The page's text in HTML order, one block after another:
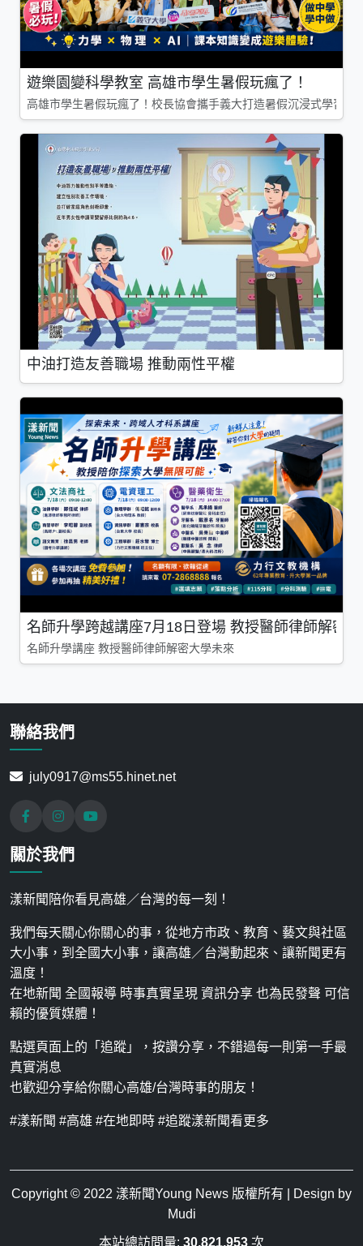
遊樂園變科學教室 高雄市學生暑假玩瘋了！
高雄市學生暑假玩瘋了！校長協會攜手義大打造暑假沉浸式學習基
中油打造友善職場 推動兩性平權
名師升學跨越講座7月18日登場 教授醫師律師解密
名師升學講座 教授醫師律師解密大學未來
聯絡我們
july0917@ms55.hinet.net
關於我們
漾新聞陪你看見高雄／台灣的每一刻！
我們每天關心你關心的事，從地方市政、教育、藝文與社區
大小事，到全國大小事，讓高雄／台灣動起來、讓新聞更有
溫度！
在地新聞 全國報導 時事真實呈現 資訊分享 也為民發聲 可信
賴的優質媒體！
點選頁面上的「追蹤」，按讚分享，不錯過每一則第一手最
真實消息
也歡迎分享給你關心高雄/台灣時事的朋友！
#漾新聞 #高雄 #在地即時 #追蹤漾新聞看更多
Copyright © 2022 漾新聞Young News 版權所有 | Design by
Mudi
本站總訪問量: 30,821,953 次